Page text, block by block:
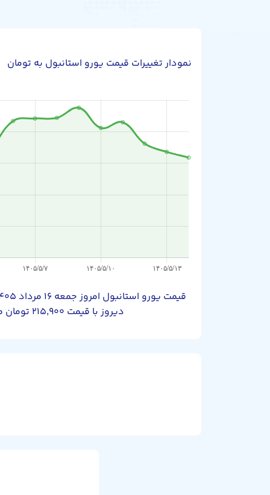
نمودار تغییرات قیمت یورو استانبول به تومان
دیروز با قیمت ۲۱۵,۹۰۰ تومان معامله می‌شد.برای مشاهده‌ی قیمت لحظه‌ای به صفحه‌ی